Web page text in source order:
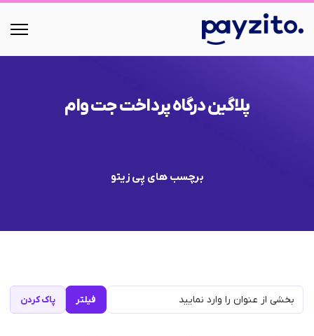
پلاگین درگاه پرداخت جت وام
برچسب های پِی زیتو
بخشی از عنوان را وارد نمایید
فیلتر پاک کردن